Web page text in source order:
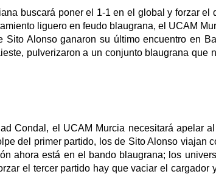
buscará poner el 1-1 en el global y forzar el
liguero en feudo blaugrana, el UCAM
Alonso ganaron su último encuentro en
pulverizaron a un conjunto blaugrana que
Condal, el UCAM Murcia necesitará apelar
del primer partido, los de Sito Alonso viajan
ahora está en el bando blaugrana; los
el tercer partido hay que vaciar el cargador